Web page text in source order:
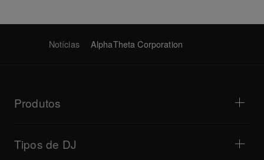
Notícias AlphaTheta Corporation
Produtos
Mesas de mistura para DJ
Sistemas para DJ tudo-em-um
Tipos de DJ